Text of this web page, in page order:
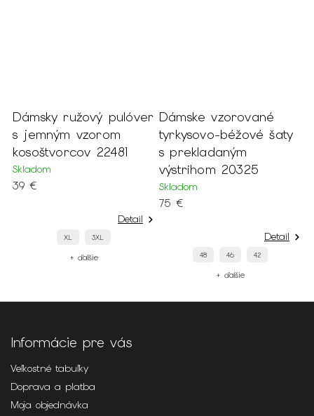
Dámsky ružový pulóver
s jemným vzorom
kosoštvorcov 22481
Skladom
39 €
Detail
XL 3XL
+ ďalšie
Dámske vzorované
tyrkysovo-béžové šaty
s prekladaným
výstrihom 20325
Skladom
75 €
Detail
48 46 42
+ ďalšie
Informácie pre vás
Veľkostné tabuľky
Doprava a platba
Moja objednávka